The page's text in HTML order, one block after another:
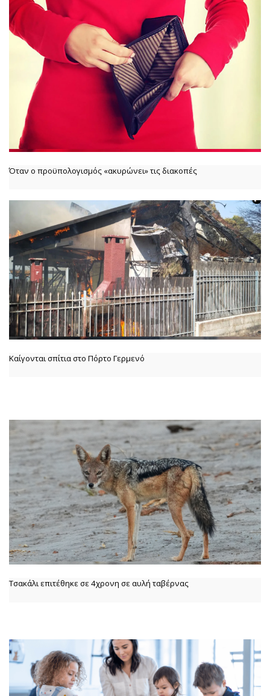
Όταν ο προϋπολογισμός «ακυρώνει» τις διακοπές
Καίγονται σπίτια στο Πόρτο Γερμενό
Τσακάλι επιτέθηκε σε 4χρονη σε αυλή ταβέρνας